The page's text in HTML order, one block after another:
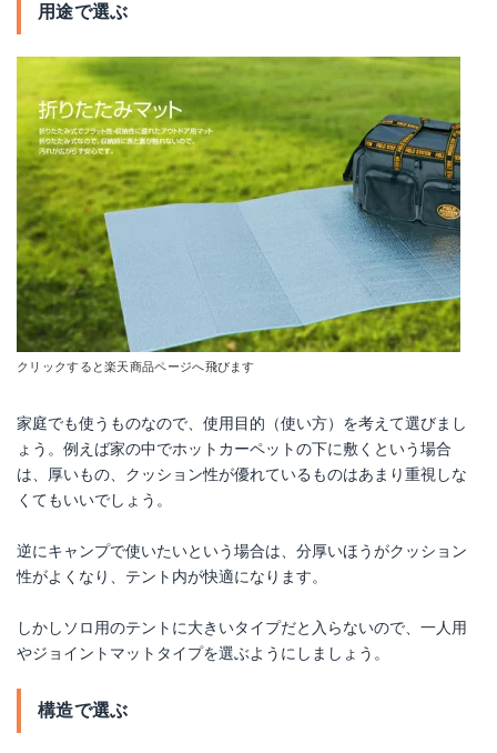
用途で選ぶ
クリックすると楽天商品ページへ飛びます
家庭でも使うものなので、使用目的（使い方）を考えて選びまし
ょう。例えば家の中でホットカーペットの下に敷くという場合
は、厚いもの、クッション性が優れているものはあまり重視しな
くてもいいでしょう。
逆にキャンプで使いたいという場合は、分厚いほうがクッション
性がよくなり、テント内が快適になります。
しかしソロ用のテントに大きいタイプだと入らないので、一人用
やジョイントマットタイプを選ぶようにしましょう。
構造で選ぶ